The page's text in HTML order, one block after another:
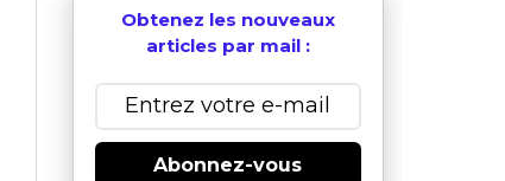
Obtenez les nouveaux
articles par mail :
Abonnez-vous